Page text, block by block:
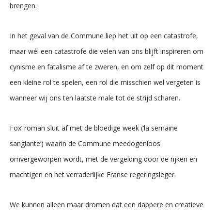
brengen.
In het geval van de Commune liep het uit op een catastrofe,
maar wél een catastrofe die velen van ons blijft inspireren om
cynisme en fatalisme af te zweren, en om zelf op dit moment
een kleine rol te spelen, een rol die misschien wel vergeten is
wanneer wij ons ten laatste male tot de strijd scharen.
Fox’ roman sluit af met de bloedige week (‘la semaine
sanglante’) waarin de Commune meedogenloos
omvergeworpen wordt, met de vergelding door de rijken en
machtigen en het verraderlijke Franse regeringsleger.
We kunnen alleen maar dromen dat een dappere en creatieve